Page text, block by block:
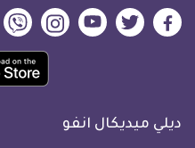
ديلي
فيسبوك
ديلي
تويتر
ديلي
ميديكال
يوتيوب
ديلي
انفو
حمل
تطبيق
ديلي ميديكال انفو